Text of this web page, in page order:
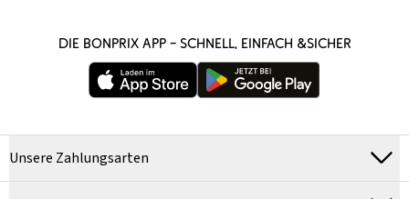
DIE BONPRIX APP – SCHNELL, EINFACH &SICHER
Unsere Zahlungsarten